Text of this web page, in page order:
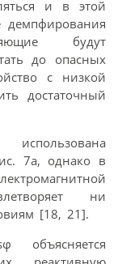
и в этой
демпфирования
будут
до опасных
с низкой
достаточный
7а, однако в
ни
[18, 21].
объясняется